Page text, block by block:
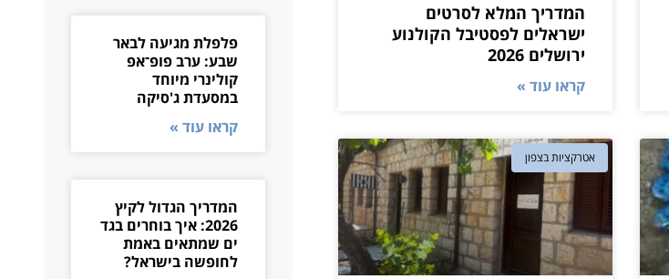
המדריך המלא לסרטים
ישראלים לפסטיבל הקולנוע
ירושלים 2026
קראו עוד »
אטרקציות בצפון
פלפלת מגיעה לבאר
שבע: ערב פופ־אפ
קולינרי מיוחד
במסעדת ג'סיקה
קראו עוד »
המדריך הגדול לקיץ
2026: איך בוחרים בגד
ים שמתאים באמת
לחופשה בישראל?